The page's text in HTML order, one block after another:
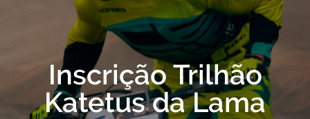
Inscrição Trilhão
Katetus da Lama